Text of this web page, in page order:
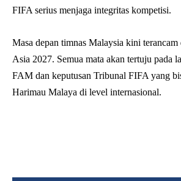
FIFA serius menjaga integritas kompetisi.
Masa depan timnas Malaysia kini
Asia 2027. Semua mata akan tertuju pada
FAM dan keputusan Tribunal FIFA yang
Harimau Malaya di level internasional.